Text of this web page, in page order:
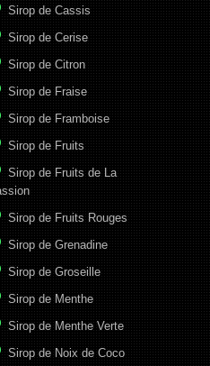
Sirop de Cassis
Sirop de Cerise
Sirop de Citron
Sirop de Fraise
Sirop de Framboise
Sirop de Fruits
Sirop de Fruits de La
Sirop de Fruits Rouges
Sirop de Grenadine
Sirop de Groseille
Sirop de Menthe
Sirop de Menthe Verte
Sirop de Noix de Coco